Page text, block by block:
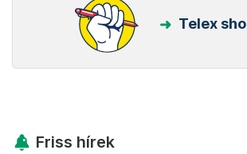
Legfontosabb